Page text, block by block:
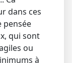
dans ces
pensée
qui sont
ou
à